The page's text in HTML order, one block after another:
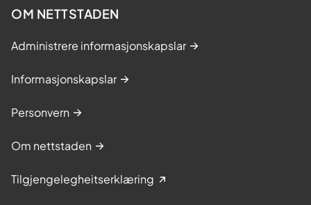
OM NETTSTADEN
Administrere informasjonskapslar
Informasjonskapslar
Personvern
Om nettstaden
Tilgjengelegheitserklæring